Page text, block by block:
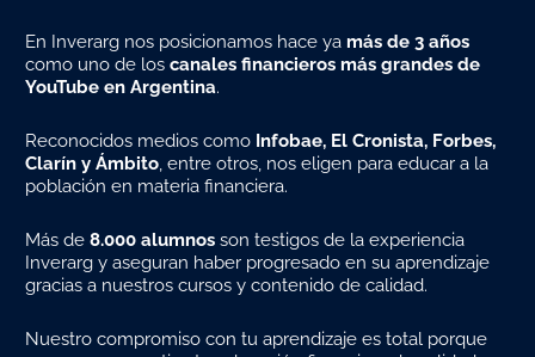
En Inverarg nos posicionamos hace ya más de 3 años
como uno de los canales financieros más grandes de
YouTube en Argentina.
Reconocidos medios como Infobae, El Cronista, Forbes,
Clarín y Ámbito, entre otros, nos eligen para educar a la
población en materia financiera.
Más de 8.000 alumnos son testigos de la experiencia
Inverarg y aseguran haber progresado en su aprendizaje
gracias a nuestros cursos y contenido de calidad.
Nuestro compromiso con tu aprendizaje es total porque